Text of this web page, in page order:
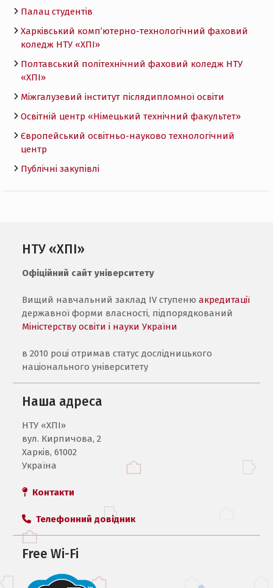
Палац студентів
Харківський комп’ютерно-технологічний фаховий
коледж НТУ «ХПI»
Полтавський політехнічний фаховий коледж НТУ
«ХПI»
Міжгалузевий інститут післядипломної освіти
Освітній центр «Німецький технічний факультет»
Європейський освітньо-науково технологічний
центр
Публічні закупівлі
НТУ «ХПІ»
Офіційний сайт університету
Вищий навчальний заклад IV ступенюакредитації
державної форми власності, підпорядкований
Міністерству освіти і науки України
в 2010 році отримав статус дослідницького
національного університету
Наша адреса
НТУ «ХПI»
вул. Кирпичова, 2
Харків, 61002
Україна
Контакти
Телефонний довідник
Free Wi-Fi